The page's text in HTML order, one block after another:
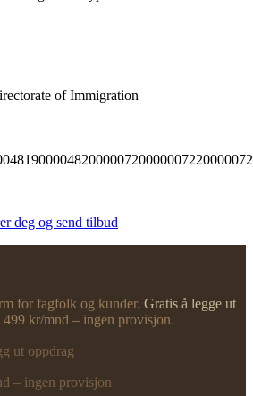
of Immigration
48190000482000007200000072200000
deg og send tilbud
for fagfolk og kunder. Gratis å legge ut
499 kr/mnd – ingen provisjon.
ut oppdrag
– ingen provisjon